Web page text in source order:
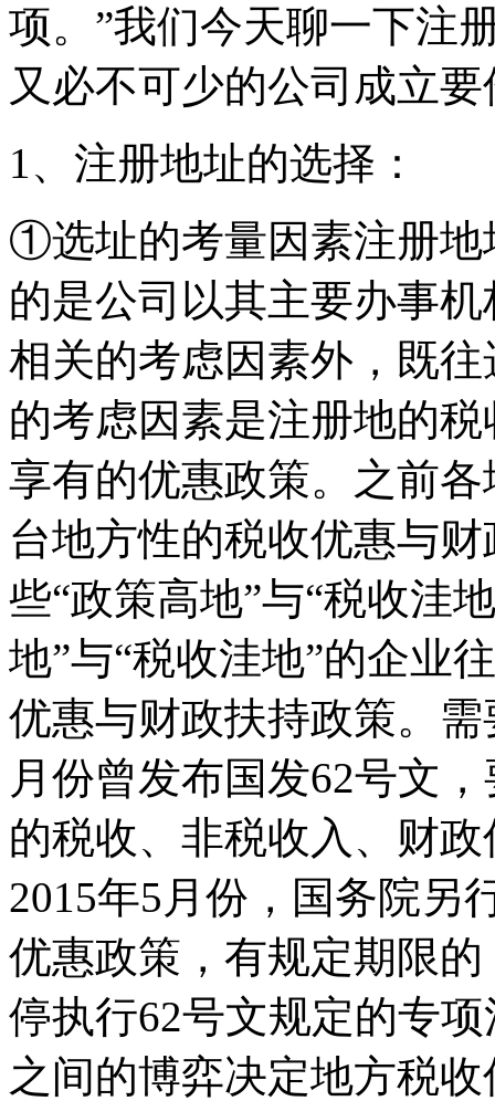
项。”我们今天聊一下注
又必不可少的公司成立要
1、注册地址的选择：
①选址的考量因素注册地
的是公司以其主要办事
相关的考虑因素外，既
的考虑因素是注册地的
享有的优惠政策。之前
台地方性的税收优惠与
些“政策高地”与“税收洼
地”与“税收洼地”的企业
优惠与财政扶持政策。
月份曾发布国发62号文
的税收、非税收入、财
2015年5月份，国务院另
优惠政策，有规定期限
停执行62号文规定的专
之间的博弈决定地方税